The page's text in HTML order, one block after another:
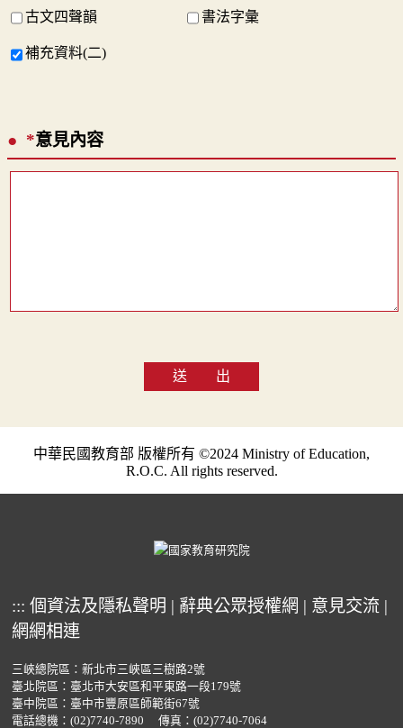
古文四聲韻 書法字彙
補充資料(二)
*意見內容
送 出
中華民國教育部 版權所有 ©2024 Ministry of Education,
R.O.C. All rights reserved.
::: 個資法及隱私聲明 | 辭典公眾授權網 | 意見交流 |
網網相連
三峽總院區：新北市三峽區三樹路2號
臺北院區：臺北市大安區和平東路一段179號
臺中院區：臺中市豐原區師範街67號
電話總機： (02)7740-7890 傳真：(02)7740-7064